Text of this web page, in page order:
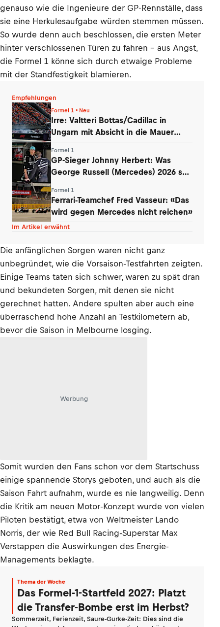
genauso wie die Ingenieure der GP-Rennställe, dass
sie eine Herkulesaufgabe würden stemmen müssen.
So wurde denn auch beschlossen, die ersten Meter
hinter verschlossenen Türen zu fahren – aus Angst,
die Formel 1 könne sich durch etwaige Probleme
mit der Standfestigkeit blamieren.
Empfehlungen
Formel 1 • Neu
Irre: Valtteri Bottas/Cadillac in
Ungarn mit Absicht in die Mauer
Formel 1
GP-Sieger Johnny Herbert: Was
George Russell (Mercedes) 2026 so
Formel 1
Ferrari-Teamchef Fred Vasseur: «Das
wird gegen Mercedes nicht reichen»
Im Artikel erwähnt
Die anfänglichen Sorgen waren nicht ganz
unbegründet, wie die Vorsaison-Testfahrten zeigten.
Einige Teams taten sich schwer, waren zu spät dran
und bekundeten Sorgen, mit denen sie nicht
gerechnet hatten. Andere spulten aber auch eine
überraschend hohe Anzahl an Testkilometern ab,
bevor die Saison in Melbourne losging.
Werbung
Somit wurden den Fans schon vor dem Startschuss
einige spannende Storys geboten, und auch als die
Saison Fahrt aufnahm, wurde es nie langweilig. Denn
die Kritik am neuen Motor-Konzept wurde von vielen
Piloten bestätigt, etwa von Weltmeister Lando
Norris, der wie Red Bull Racing-Superstar Max
Verstappen die Auswirkungen des Energie-
Managements beklagte.
Thema der Woche
Das Formel-1-Startfeld 2027: Platzt
die Transfer-Bombe erst im Herbst?
Sommerzeit, Ferienzeit, Saure-Gurke-Zeit: Dies sind die